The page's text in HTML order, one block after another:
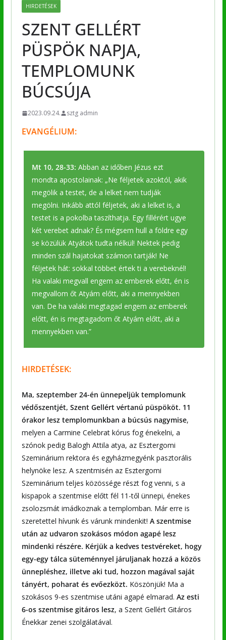
HIRDETÉSEK
SZENT GELLÉRT
PÜSPÖK NAPJA,
TEMPLOMUNK
BÚCSÚJA
2023.09.24. sztg admin
EVANGÉLIUM:
Mt 10, 28-33: Abban az időben Jézus ezt
mondta apostolainak: „Ne féljetek azoktól, akik
megölik a testet, de a lelket nem tudják
megölni. Inkább attól féljetek, aki a lelket is, a
testet is a pokolba taszíthatja. Egy fillérért ugye
két verebet adnak? És mégsem hull a földre egy
se közülük Atyátok tudta nélkül! Nektek pedig
minden szál hajatokat számon tartják! Ne
féljetek hát: sokkal többet értek ti a verebeknél!
Ha valaki megvall engem az emberek előtt, én is
megvallom őt Atyám előtt, aki a mennyekben
van. De ha valaki megtagad engem az emberek
előtt, én is megtagadom őt Atyám előtt, aki a
mennyekben van.”
HIRDETÉSEK:
Ma, szeptember 24-én ünnepeljük templomunk
védőszentjét, Szent Gellért vértanú püspököt. 11
órakor lesz templomunkban a búcsús nagymise,
melyen a Carmine Celebrat kórus fog énekelni, a
szónok pedig Balogh Attila atya, az Esztergomi
Szeminárium rektora és egyházmegyénk pasztorális
helynöke lesz. A szentmisén az Esztergomi
Szeminárium teljes közössége részt fog venni, s a
kispapok a szentmise előtt fél 11-től ünnepi, énekes
zsolozsmát imádkoznak a templomban. Már erre is
szeretettel hívunk és várunk mindenkit! A szentmise
után az udvaron szokásos módon agapé lesz
mindenki részére. Kérjük a kedves testvéreket, hogy
egy-egy tálca süteménnyel járuljanak hozzá a közös
ünnepléshez, illetve aki tud, hozzon magával saját
tányért, poharat és evőezközt. Köszönjük! Ma a
szokásos 9-es szentmise utáni agapé elmarad. Az esti
6-os szentmise gitáros lesz, a Szent Gellért Gitáros
Énekkar zenei szolgálatával.